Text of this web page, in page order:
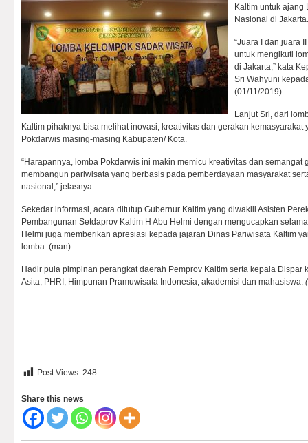
Kaltim untuk ajang
Nasional di Jakarta.
“Juara I dan juara
untuk mengikuti
di Jakarta,” kata
Sri Wahyuni
(01/11/2019).
Lanjut Sri, dari
Kaltim pihaknya bisa melihat inovasi, kreativitas dan gerakan
Pokdarwis masing-masing Kabupaten/ Kota.
“Harapannya, lomba Pokdarwis ini makin memicu kreativitas dan semangat
membangun pariwisata yang berbasis pada pemberdayaan masyarakat
nasional,” jelasnya
Sekedar informasi, acara ditutup Gubernur Kaltim yang diwakili Asisten
Pembangunan Setdaprov Kaltim H Abu Helmi dengan mengucapkan
Helmi juga memberikan apresiasi kepada jajaran Dinas Pariwisata Kaltim
lomba. (man)
Hadir pula pimpinan perangkat daerah Pemprov Kaltim serta kepala Dispar
Asita, PHRI, Himpunan Pramuwisata Indonesia, akademisi dan mahasiswa.
Post Views: 248
Share this news